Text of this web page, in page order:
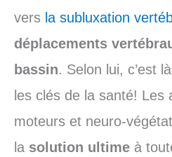
vers la subluxation
déplacements
bassin. Selon lui, c’est
les clés de la santé! Les
moteurs et neuro-
la solution ultime à